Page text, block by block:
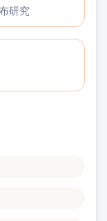
研究